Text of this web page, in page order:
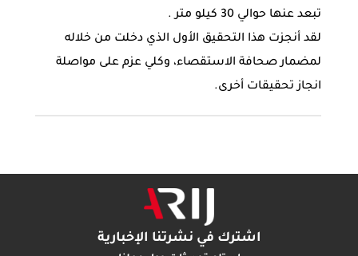
تبعد عنها حوالي 30 كيلو متر .
لقد أنجزت هذا التحقيق الأول الذي دخلت من خلاله
لمضمار صحافة الاستقصاء، وكلي عزم على مواصلة
انجاز تحقيقات أخرى.
اشترك في نشرتنا الإخبارية